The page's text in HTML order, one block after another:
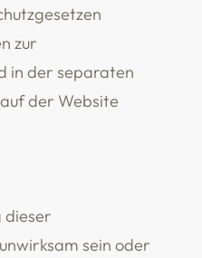
zur
in der separaten
der Website
dieser
sein oder